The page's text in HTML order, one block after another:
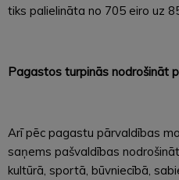
tiks palielināta no 705 eiro uz
Pagastos turpinās nodrošināt
Arī pēc pagastu pārvaldības
saņems pašvaldības
kultūrā, sportā, būvniecībā,